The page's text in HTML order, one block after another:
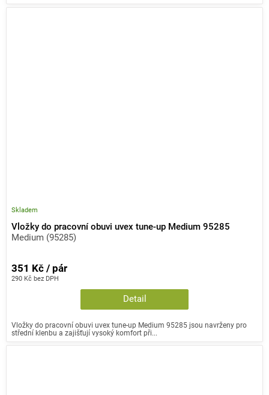
Vložky do pracovní obuvi uvex tune-up Medium 95285
Medium (95285)
Skladem
290 Kč bez DPH
351 Kč / pár
Detail
Vložky do pracovní obuvi uvex tune-up Medium 95285 jsou navrženy pro
střední klenbu a zajišťují vysoký komfort při...